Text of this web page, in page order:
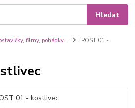
Hledat
filmy, pohádky..
POST 01 -